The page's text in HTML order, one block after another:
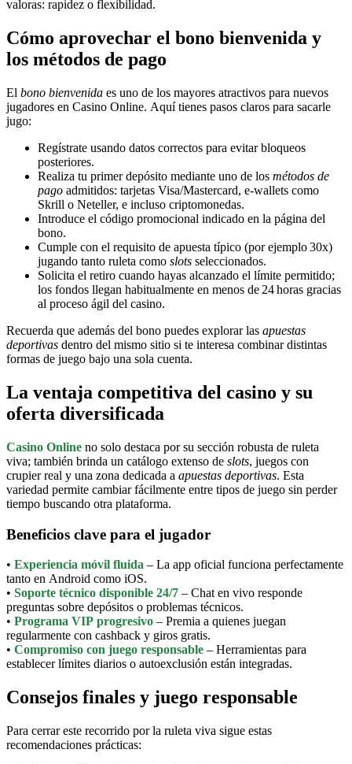
valoras: rapidez o flexibilidad.
Cómo aprovechar el bono bienvenida y
los métodos de pago
El bono bienvenida es uno de los mayores atractivos para nuevos
jugadores en Casino Online. Aquí tienes pasos claros para sacarle
jugo:
Regístrate usando datos correctos para evitar bloqueos
posteriores.
Realiza tu primer depósito mediante uno de los métodos de
pago admitidos: tarjetas Visa/Mastercard, e‑wallets como
Skrill o Neteller, e incluso criptomonedas.
Introduce el código promocional indicado en la página del
bono.
Cumple con el requisito de apuesta típico (por ejemplo 30x)
jugando tanto ruleta como slots seleccionados.
Solicita el retiro cuando hayas alcanzado el límite permitido;
los fondos llegan habitualmente en menos de 24 horas gracias
al proceso ágil del casino.
Recuerda que además del bono puedes explorar las apuestas
deportivas dentro del mismo sitio si te interesa combinar distintas
formas de juego bajo una sola cuenta.
La ventaja competitiva del casino y su
oferta diversificada
Casino Online no solo destaca por su sección robusta de ruleta
viva; también brinda un catálogo extenso de slots, juegos con
crupier real y una zona dedicada a apuestas deportivas. Esta
variedad permite cambiar fácilmente entre tipos de juego sin perder
tiempo buscando otra plataforma.
Beneficios clave para el jugador
• Experiencia móvil fluida – La app oficial funciona perfectamente
tanto en Android como iOS.
• Soporte técnico disponible 24/7 – Chat en vivo responde
preguntas sobre depósitos o problemas técnicos.
• Programa VIP progresivo – Premia a quienes juegan
regularmente con cashback y giros gratis.
• Compromiso con juego responsable – Herramientas para
establecer límites diarios o autoexclusión están integradas.
Consejos finales y juego responsable
Para cerrar este recorrido por la ruleta viva sigue estas
recomendaciones prácticas: